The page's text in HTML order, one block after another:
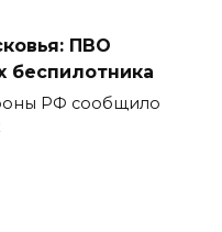
ПВО
беспилотника
РФ сообщило